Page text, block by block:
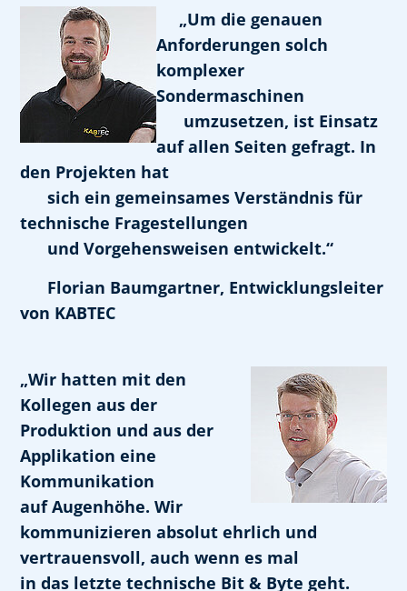
„Um die genauen
Anforderungen solch
komplexer
Sondermaschinen
umzusetzen, ist Einsatz
auf allen Seiten gefragt. In
den Projekten hat
sich ein gemeinsames Verständnis für
technische Fragestellungen
und Vorgehensweisen entwickelt.“
Florian Baumgartner, Entwicklungsleiter
von KABTEC
„Wir hatten mit den
Kollegen aus der
Produktion und aus der
Applikation eine
Kommunikation
auf Augenhöhe. Wir
kommunizieren absolut ehrlich und
vertrauensvoll, auch wenn es mal
in das letzte technische Bit & Byte geht.